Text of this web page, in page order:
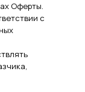
Оферты.
с